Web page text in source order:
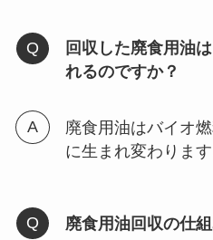
回収した廃食用油
れるのですか？
廃食用油はバイオ
に生まれ変わります
廃食用油回収の仕